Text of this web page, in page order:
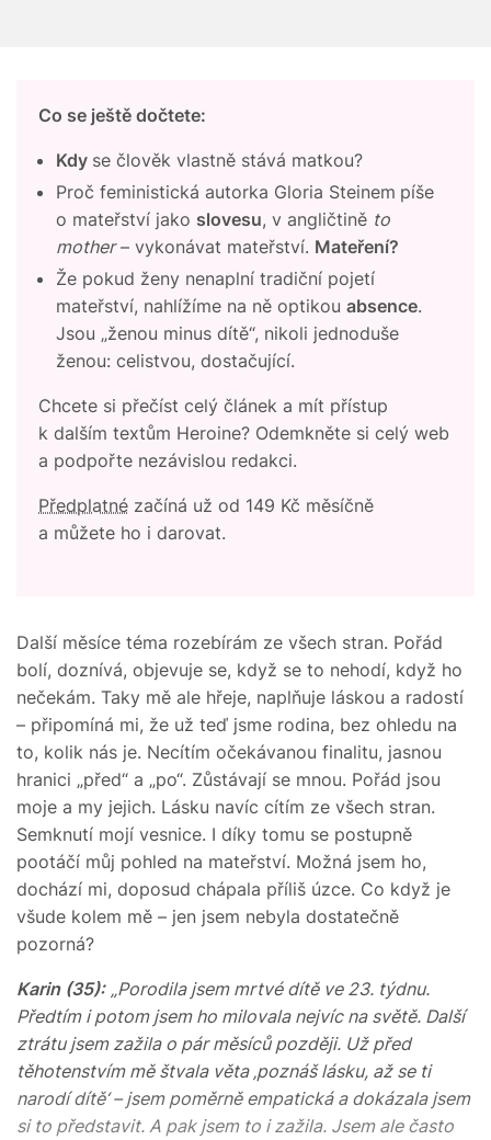
Co se ještě dočtete:
Kdy se člověk vlastně stává matkou?
Proč feministická autorka Gloria Steinem píše
o mateřství jako slovesu, v angličtině to
mother– vykonávat mateřství. Mateření?
Že pokud ženy nenaplní tradiční pojetí
mateřství, nahlížíme na ně optikou absence.
Jsou „ženou minus dítě“, nikoli jednoduše
ženou: celistvou, dostačující.
Chcete si přečíst celý článek a mít přístup
k dalším textům Heroine? Odemkněte si celý web
a podpořte nezávislou redakci.
Předplatné začíná už od 149 Kč měsíčně
a můžete ho i darovat.
Další měsíce téma rozebírám ze všech stran. Pořád
bolí, doznívá, objevuje se, když se to nehodí, když ho
nečekám. Taky mě ale hřeje, naplňuje láskou a radostí
– připomíná mi, že už teď jsme rodina, bez ohledu na
to, kolik nás je. Necítím očekávanou finalitu, jasnou
hranici „před“ a „po“. Zůstávají se mnou. Pořád jsou
moje a my jejich. Lásku navíc cítím ze všech stran.
Semknutí mojí vesnice. I díky tomu se postupně
pootáčí můj pohled na mateřství. Možná jsem ho,
dochází mi, doposud chápala příliš úzce. Co když je
všude kolem mě – jen jsem nebyla dostatečně
pozorná?
Karin (35): „Porodila jsem mrtvé dítě ve 23. týdnu.
Předtím i potom jsem ho milovala nejvíc na světě. Další
ztrátu jsem zažila o pár měsíců později. Už před
těhotenstvím mě štvala věta ‚poznáš lásku, až se ti
narodí dítě‘ – jsem poměrně empatická a dokázala jsem
si to představit. A pak jsem to i zažila. Jsem ale často